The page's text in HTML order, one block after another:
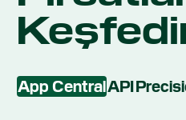
App CentralAPI